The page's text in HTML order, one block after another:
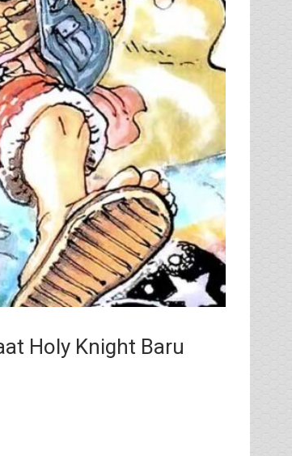
Holy Knight Baru